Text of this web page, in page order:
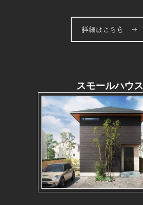
詳細はこちら →
スモールハウス